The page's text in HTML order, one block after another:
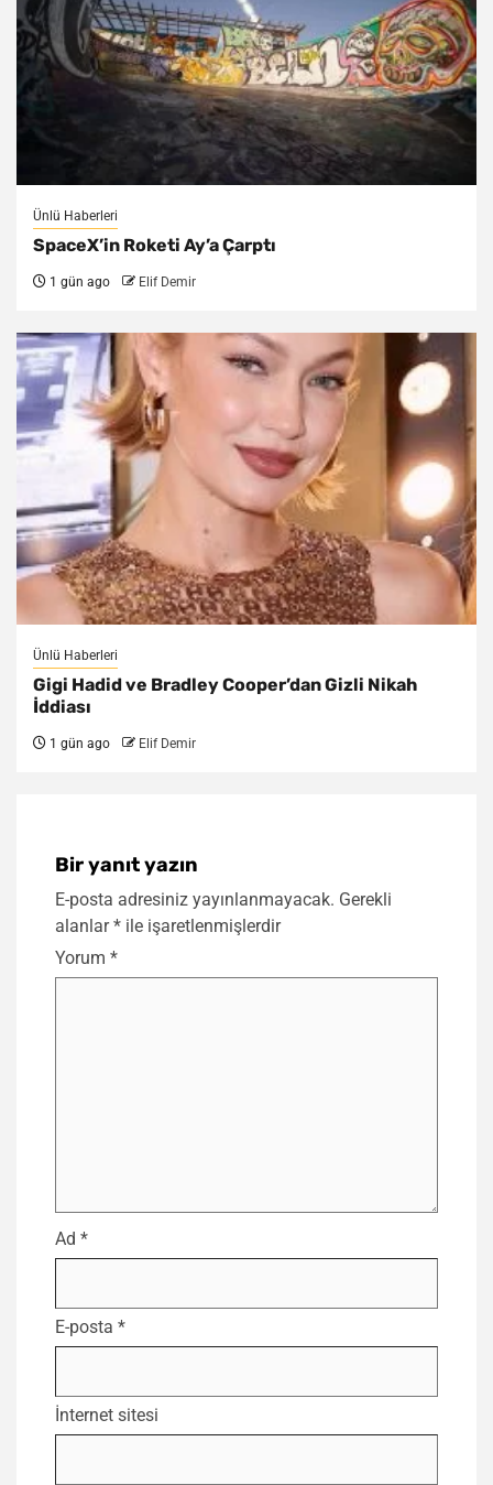
Ünlü Haberleri
SpaceX’in Roketi Ay’a Çarptı
1 gün ago Elif Demir
Ünlü Haberleri
Gigi Hadid ve Bradley Cooper’dan Gizli Nikah
İddiası
1 gün ago Elif Demir
Bir yanıt yazın
E-posta adresiniz yayınlanmayacak. Gerekli
alanlar* ile işaretlenmişlerdir
Yorum *
Ad *
E-posta *
İnternet sitesi